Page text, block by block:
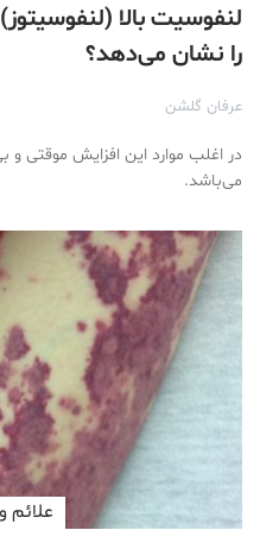
لنفوسیت بالا
را نشان می‌دهد؟
عرفان گلشن
در اغلب موارد این افزایش موقتی
می‌باشد.
علائم